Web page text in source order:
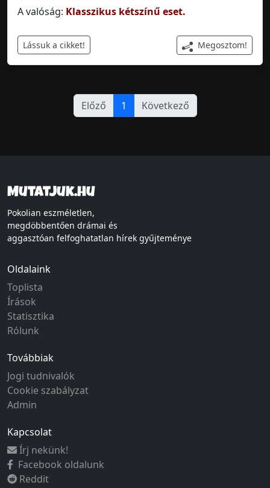
A valóság: Klasszikus kétszínű eset.
Lássuk a cikket! Megosztom!
Előző 1 Következő
Mutatjuk.hu
Pokolian eszméletlen,
megdöbbentően drámai és
aggasztóan felfoghatatlan hírek gyűjteménye
Oldalaink
Toplista
Írások
Statisztika
Rólunk
Továbbiak
Jogi tudnivalók
Cookie szabályzat
Admin
Kapcsolat
Írj nekünk!
Facebook oldalunk
Reddit